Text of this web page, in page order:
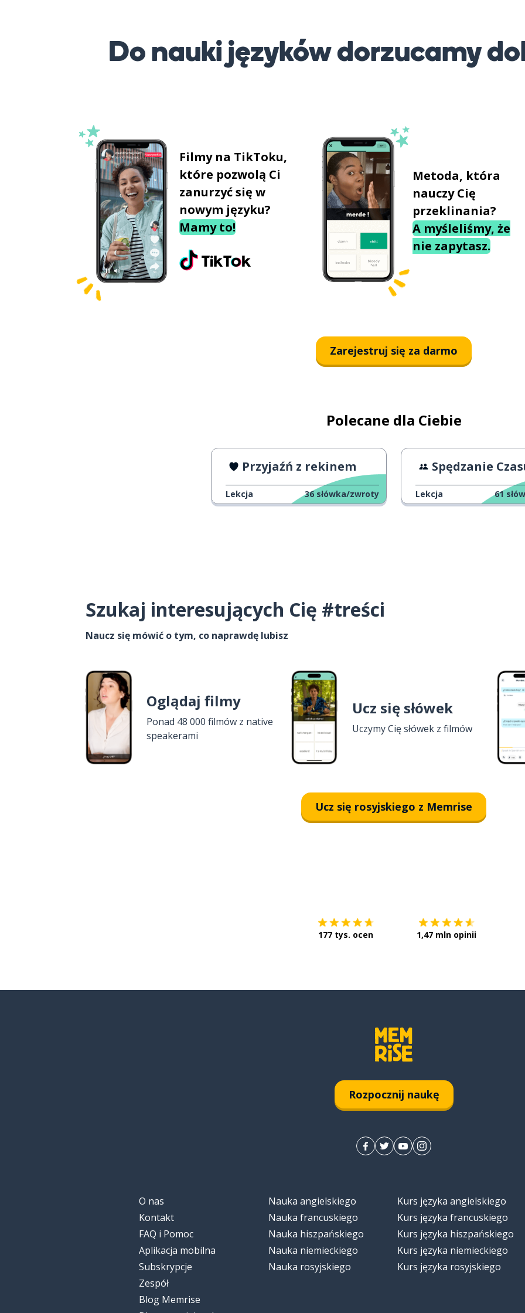
Do nauki języków dorzucamy
Filmy na TikToku,
które pozwolą Ci
zanurzyć się w
nowym języku?
Mamy to!
Metoda, która
nauczy Cię
przeklinania?
A myśleliśmy, że
nie zapytasz.
Zarejestruj się za darmo
Polecane dla Ciebie
Przyjaźń z rekinem
Lekcja 36 słówka/zwroty
Spędzanie Czasu z
Lekcja 61
Szukaj interesujących Cię #treści
Naucz się mówić o tym, co naprawdę lubisz
Oglądaj filmy
Ponad 48 000 filmów z native
speakerami
Ucz się słówek
Uczymy Cię słówek z filmów
Ucz się rosyjskiego z Memrise
177 tys. ocen 1,47 mln opinii
Rozpocznij naukę
O nas
Kontakt
FAQ i Pomoc
Aplikacja mobilna
Subskrypcje
Zespół
Blog Memrise
Nauka angielskiego
Nauka francuskiego
Nauka hiszpańskiego
Nauka niemieckiego
Nauka rosyjskiego
Kurs języka angielskiego
Kurs języka francuskiego
Kurs języka hiszpańskiego
Kurs języka niemieckiego
Kurs języka rosyjskiego